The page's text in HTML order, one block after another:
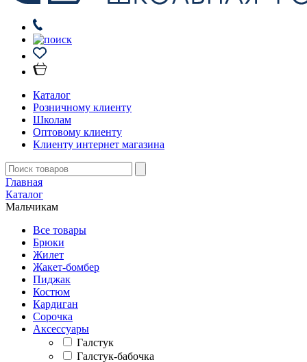
Каталог
Розничному клиенту
Школам
Оптовому клиенту
Клиенту интернет магазина
Главная
Каталог
Мальчикам
Все товары
Брюки
Жилет
Жакет-бомбер
Пиджак
Костюм
Кардиган
Сорочка
Аксессуары
Галстук
Галстук-бабочка